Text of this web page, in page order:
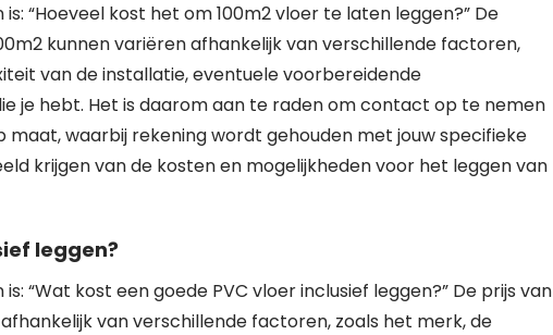
“Hoeveel kost het om 100m2 vloer te laten leggen?” De
kunnen variëren afhankelijk van verschillende factoren,
van de installatie, eventuele voorbereidende
je hebt. Het is daarom aan te raden om contact op te nemen
waarbij rekening wordt gehouden met jouw specifieke
krijgen van de kosten en mogelijkheden voor het leggen van
leggen?
“Wat kost een goede PVC vloer inclusief leggen?” De prijs van
van verschillende factoren, zoals het merk, de